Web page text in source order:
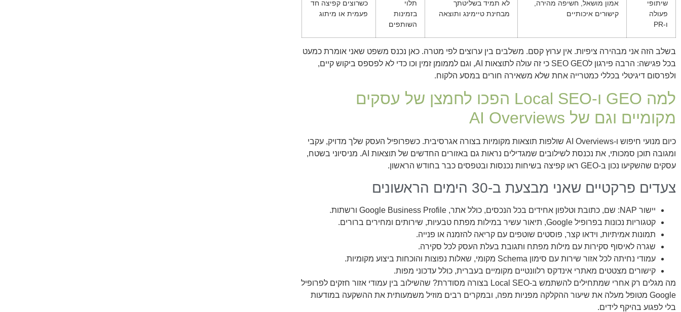
שיתופי
פעולה
ו‑PR
אמון מושאל, חשיפה מהירה,
קישורים איכותיים
לא תמיד בשליטתך
מבחינת טיימינג ותוצאה
תלוי
בזמינות
השותפים
כשרוצים קפיצה חד
פעמית או מיתוג
בשלב הזה אני מבהירה ציפיות. אין ערוץ קסם. משלבים בין ערוצים לפי מטרה. כאן נכנס משפט שאני אומרת כמעט
בכל פגישה: הרבה פירגון לSEO GEO כי זה עולה לתוצאות AI, וגם לממומן זמין וכו כדי לא לפספס ביקוש קיים,
ולפרסום דיגיטלי בכללי כמטרייה אחת שלא משאירה חורים במסע הלקוח.
למה GEO ו‑Local SEO הפכו לחמצן של עסקים
מקומיים וגם של AI Overviews
כיום מנועי חיפוש ו‑AI Overviews שולפות תוצאות מקומיות בצורה אגרסיבית. כשפרופיל העסק שלך מדויק, עקבי
ומגובה תוכן סמכותי, את נכנסת לשילובים שמגדילים נראות גם באזורים החדשים של תוצאות AI. מניסיוני בשטח,
עסקים שהשקיעו נכון ב‑GEO ראו קפיצה בשיחות נכנסות ובטפסים כבר בחודש הראשון.
צעדים פרקטיים שאני מבצעת ב‑30 הימים הראשונים
יישור NAP: שם, כתובת וטלפון אחידים בכל הנכסים, כולל אתר, Google Business Profile ורשתות.
קטגוריות נכונות בפרופיל Google, תיאור עשיר במילות מפתח טבעיות, שירותים ומחירים ברורים.
תמונות אמיתיות, וידאו קצר, פוסטים שוטפים עם קריאה להזמנה או פנייה.
שגרה לאיסוף סקירות עם מילות מפתח ותגובת בעלת העסק לכל סקירה.
עמודי נחיתה לכל אזור שירות עם סימון Schema מקומי, שאלות נפוצות והוכחות ביצוע מקומיות.
קישורים מצטטים מאתרי אינדקס רלוונטיים מקומיים בעברית, כולל עדכוני מפות.
מה מגלים רק אחרי שמתחילים להשתמש ב‑Local SEO בצורה מסודרת? שהשילוב בין עמודי אזור חזקים לפרופיל
Google מטופל מעלה את שיעור ההקלקה מפניות מפה, ובמקרים רבים מוזיל משמעותית את ההשקעה במודעות
בלי לפגוע בהיקף לידים.